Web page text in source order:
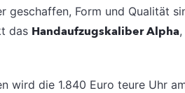
geschaffen, Form und Qualität
das Handaufzugskaliber Alpha
wird die 1.840 Euro teure Uhr